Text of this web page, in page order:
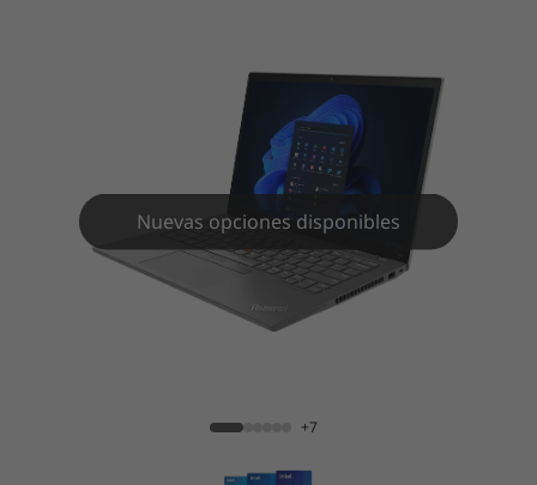
Nuevas opciones disponibles
+7